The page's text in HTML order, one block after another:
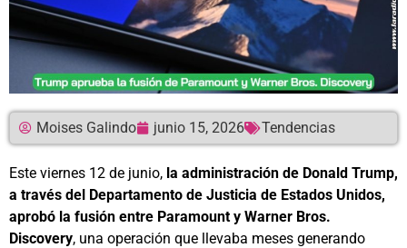
Moises Galindo junio 15, 2026 Tendencias
Este viernes 12 de junio, la administración de Donald Trump,
a través del Departamento de Justicia de Estados Unidos,
aprobó la fusión entre Paramount y Warner Bros.
Discovery, una operación que llevaba meses generando